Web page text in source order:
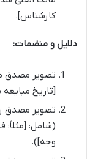
کارشناس].
دلایل و منضمات:
تصویر مصدق
[تاریخ مبایعه
تصویر مصدق
(شامل: [مثلاً:
وجه]).